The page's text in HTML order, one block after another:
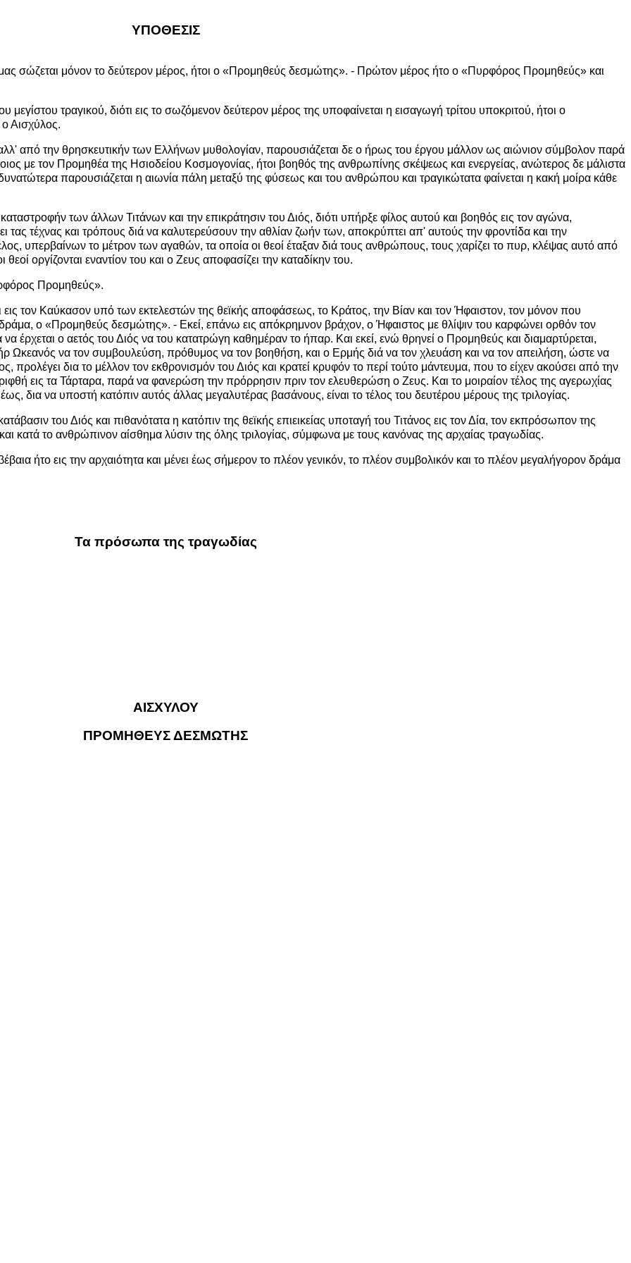
ΥΠΟΘΕΣΙΣ
σώζεται μόνον το δεύτερον μέρος, ήτοι ο «Προμηθεύς δεσμώτης». - Πρώτον μέρος ήτο ο «Πυρφόρος Προμηθεύς» και
μεγίστου τραγικού, διότι εις το σωζόμενον δεύτερον μέρος της υποφαίνεται η εισαγωγή τρίτου υποκριτού, ήτοι ο
ο Αισχύλος.
από την θρησκευτικήν των Ελλήνων μυθολογίαν, παρουσιάζεται δε ο ήρως του έργου μάλλον ως αιώνιον σύμβολον παρά
με τον Προμηθέα της Ησιοδείου Κοσμογονίας, ήτοι βοηθός της ανθρωπίνης σκέψεως και ενεργείας, ανώτερος δε μάλιστα
δυνατώτερα παρουσιάζεται η αιωνία πάλη μεταξύ της φύσεως και του ανθρώπου και τραγικώτατα φαίνεται η κακή μοίρα κάθε
των άλλων Τιτάνων και την επικράτησιν του Διός, διότι υπήρξε φίλος αυτού και βοηθός εις τον αγώνα,
τέχνας και τρόπους διά να καλυτερεύσουν την αθλίαν ζωήν των, αποκρύπτει απ' αυτούς την φροντίδα και την
υπερβαίνων το μέτρον των αγαθών, τα οποία οι θεοί έταξαν διά τους ανθρώπους, τους χαρίζει το πυρ, κλέψας αυτό από
οργίζονται εναντίον του και ο Ζευς αποφασίζει την καταδίκην του.
Προμηθεύς».
τον Καύκασον υπό των εκτελεστών της θεϊκής αποφάσεως, το Κράτος, την Βίαν και τον Ήφαιστον, τον μόνον που
δράμα, ο «Προμηθεύς δεσμώτης». - Εκεί, επάνω εις απόκρημνον βράχον, ο Ήφαιστος με θλίψιν του καρφώνει ορθόν τον
έρχεται ο αετός του Διός να του κατατρώγη καθημέραν το ήπαρ. Και εκεί, ενώ θρηνεί ο Προμηθεύς και διαμαρτύρεται,
Ωκεανός να τον συμβουλεύση, πρόθυμος να τον βοηθήση, και ο Ερμής διά να τον χλευάση και να τον απειλήση, ώστε να
δια το μέλλον τον εκθρονισμόν του Διός και κρατεί κρυφόν το περί τούτο μάντευμα, που το είχεν ακούσει από την
εις τα Τάρταρα, παρά να φανερώση την πρόρρησιν πριν τον ελευθερώση ο Ζευς. Και το μοιραίον τέλος της αγερωχίας
δια να υποστή κατόπιν αυτός άλλας μεγαλυτέρας βασάνους, είναι το τέλος του δευτέρου μέρους της τριλογίας.
του Διός και πιθανότατα η κατόπιν της θεϊκής επιεικείας υποταγή του Τιτάνος εις τον Δία, τον εκπρόσωπον της
κατά το ανθρώπινον αίσθημα λύσιν της όλης τριλογίας, σύμφωνα με τους κανόνας της αρχαίας τραγωδίας.
ήτο εις την αρχαιότητα και μένει έως σήμερον το πλέον γενικόν, το πλέον συμβολικόν και το πλέον μεγαλήγορον δράμα
Τα πρόσωπα της τραγωδίας
ΑΙΣΧΥΛΟΥ
ΠΡΟΜΗΘΕΥΣ ΔΕΣΜΩΤΗΣ